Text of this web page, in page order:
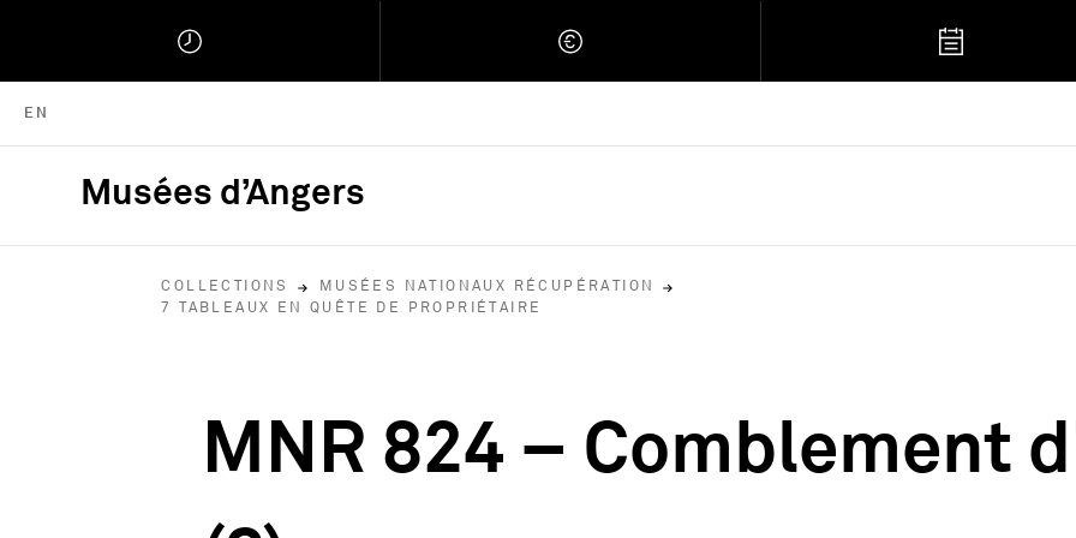
EN
Musées d’Angers
COLLECTIONS
MUSÉES NATIONAUX RÉCUPÉRATION
7 TABLEAUX EN QUÊTE DE PROPRIÉTAIRE
MNR 824 – Comblement